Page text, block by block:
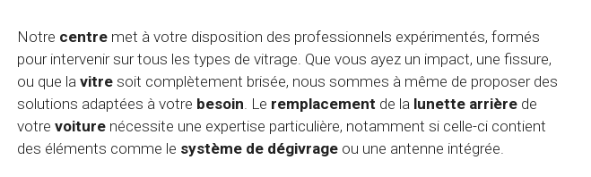
Notre centre met à votre disposition des professionnels expérimentés, formés
pour intervenir sur tous les types de vitrage. Que vous ayez un impact, une fissure,
ou que la vitre soit complètement brisée, nous sommes à même de proposer des
solutions adaptées à votre besoin. Le remplacement de la lunette arrière de
votre voiture nécessite une expertise particulière, notamment si celle-ci contient
des éléments comme le système de dégivrage ou une antenne intégrée.